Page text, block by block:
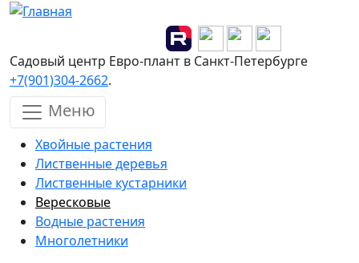
Перейти к основному содержанию
Садовый центр Евро-плант в Санкт-Петербурге
+7(901)304-2662.
Меню
Хвойные растения
Лиственные деревья
Лиственные кустарники
Вересковые
Водные растения
Многолетники